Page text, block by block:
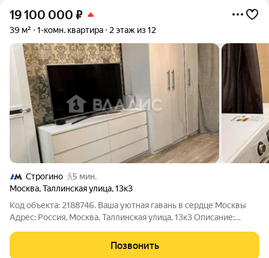
19 100 000 ₽
39 м² 1-комн. квартира 2 этаж из 12
Строгино
5 мин.
Москва,Таллинская улица,13к3
Код объекта: 2188746. Ваша уютная гавань в сердце Москвы
Адрес: Россия, Москва, Таллинская улица, 13к3 Описание:
ждёт новых хозяев. Квартира расположена на втором этаже
двенадцатиэтажного
Позвонить